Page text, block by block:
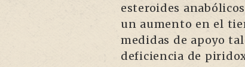
esteroides
un aumento en el
medidas de apoyo
deficiencia de